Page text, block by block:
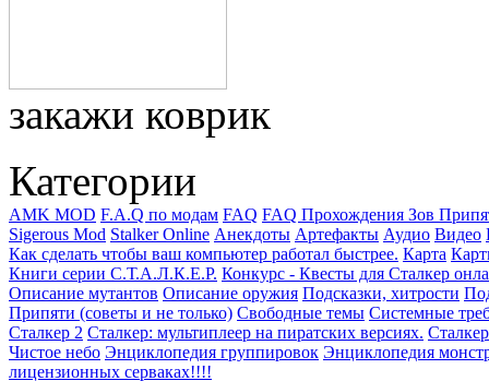
закажи коврик
Категории
AMK MOD F.A.Q по модам FAQ FAQ Прохождения Зов
Sigerous Mod Stalker Online Анекдоты Артефакты Аудио Видео
Как сделать чтобы ваш компьютер работал быстрее. Карта
Книги серии С.Т.А.Л.К.Е.Р. Конкурс - Квесты для Сталкер
Описание мутантов Описание оружия Подсказки, хитрости
Припяти (советы и не только) Свободные темы Системные
Сталкер 2 Сталкер: мультиплеер на пиратских версиях.
Чистое небо Энциклопедия группировок Энциклопедия
лицензионных серваках!!!!